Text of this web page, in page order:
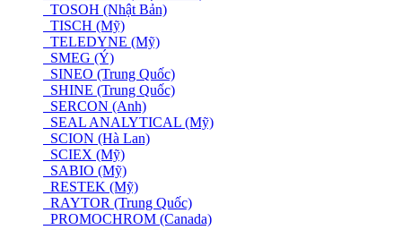
TOSOH (Nhật Bản)
TISCH (Mỹ)
TELEDYNE (Mỹ)
SMEG (Ý)
SINEO (Trung Quốc)
SHINE (Trung Quốc)
SERCON (Anh)
SEAL ANALYTICAL (Mỹ)
SCION (Hà Lan)
SCIEX (Mỹ)
SABIO (Mỹ)
RESTEK (Mỹ)
RAYTOR (Trung Quốc)
PROMOCHROM (Canada)